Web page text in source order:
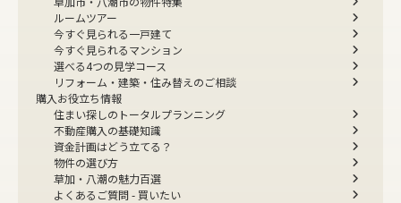
ルームツアー
今すぐ見られる一戸建て
今すぐ見られるマンション
選べる4つの見学コース
リフォーム・建築・住み替えのご相談
購入お役立ち情報
住まい探しのトータルプランニング
不動産購入の基礎知識
資金計画はどう立てる？
物件の選び方
草加・八潮の魅力百選
よくあるご質問 - 買いたい